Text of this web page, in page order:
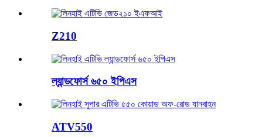
Z210
ল্যান্ডফোর্স ৬৫০ ইপিএস
ATV550